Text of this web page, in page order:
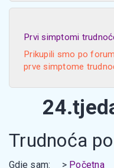
Prvi simptomi
Prikupili smo po
prve simptome
Trudnoća
Gdje sam: Početna